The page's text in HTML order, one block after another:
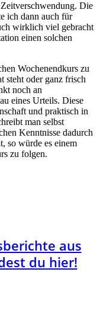
Die
ich dann auch für
wirklich viel gebracht
einen solchen
Wochenendkurs zu
steht oder ganz frisch
noch an
eines Urteils. Diese
und praktisch in
man selbst
Kenntnisse dadurch
so würde es einem
zu folgen.
aus
du hier!